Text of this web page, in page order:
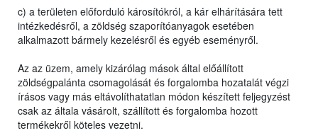
c) a területen előforduló károsítókról, a kár elhárítására tett
intézkedésről, a zöldség szaporítóanyagok esetében
alkalmazott bármely kezelésről és egyéb eseményről.
Az az üzem, amely kizárólag mások által előállított
zöldségpalánta csomagolását és forgalomba hozatalát végzi
írásos vagy más eltávolíthatatlan módon készített feljegyzést
csak az általa vásárolt, szállított és forgalomba hozott
termékekről köteles vezetni.